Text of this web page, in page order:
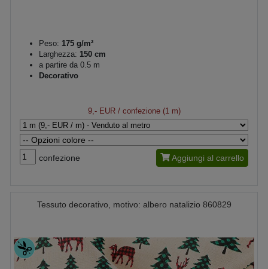
Peso: 175 g/m²
Larghezza: 150 cm
a partire da 0.5 m
Decorativo
9,- EUR/ confezione (1 m)
confezione Aggiungi al carrello
Tessuto decorativo, motivo: albero natalizio 860829